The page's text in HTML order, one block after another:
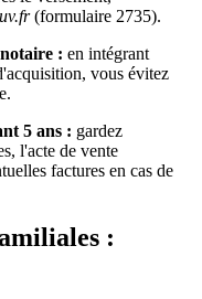
(formulaire 2735).
: en intégrant
vous évitez
5 ans : gardez
l'acte de vente
factures en cas de
: